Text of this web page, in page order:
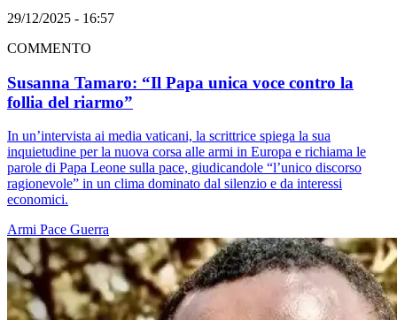
29/12/2025 - 16:57
COMMENTO
Susanna Tamaro: “Il Papa unica voce contro la
follia del riarmo”
In un’intervista ai media vaticani, la scrittrice spiega la sua
inquietudine per la nuova corsa alle armi in Europa e richiama le
parole di Papa Leone sulla pace, giudicandole “l’unico discorso
ragionevole” in un clima dominato dal silenzio e da interessi
economici.
Armi Pace Guerra